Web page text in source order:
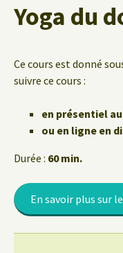
Yoga du
Ce cours est donné
suivre ce cours :
en présentiel
ou en ligne en
Durée : 60 min.
En savoir plus sur